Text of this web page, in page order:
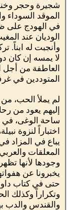
شجيرة وحجر
الموقد السوداء
في الهودج على
الوديان عند
وأنجبت له ابناً.
لا يمسه إن كان
العاطفة من أجل
المتوددين في
لم يملأ الحب، من
إليهم يعود من
ساحة الوغى، في
اختباراً لنزوة
يباع في المزاد
المعلقات
وجودها لأنها
يخبرونا عن
حتى في كتاب
وتكراراً وكذلك
والقندس والدب